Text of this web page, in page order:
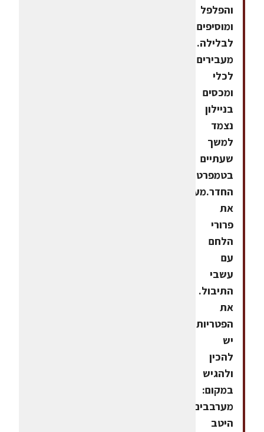
והפלפל
ומוסיפים
לבלילה.
מעבירים
לכלי
ומכסים
בניילון
נצמד
למשך
שעתיים
בטמפרטורת
החדר.מערבבים
את
פרורי
הלחם
עם
עשבי
התיבול.
את
הפטריות
יש
להכין
ולהגיש
במקום:
מערבבים
היטב